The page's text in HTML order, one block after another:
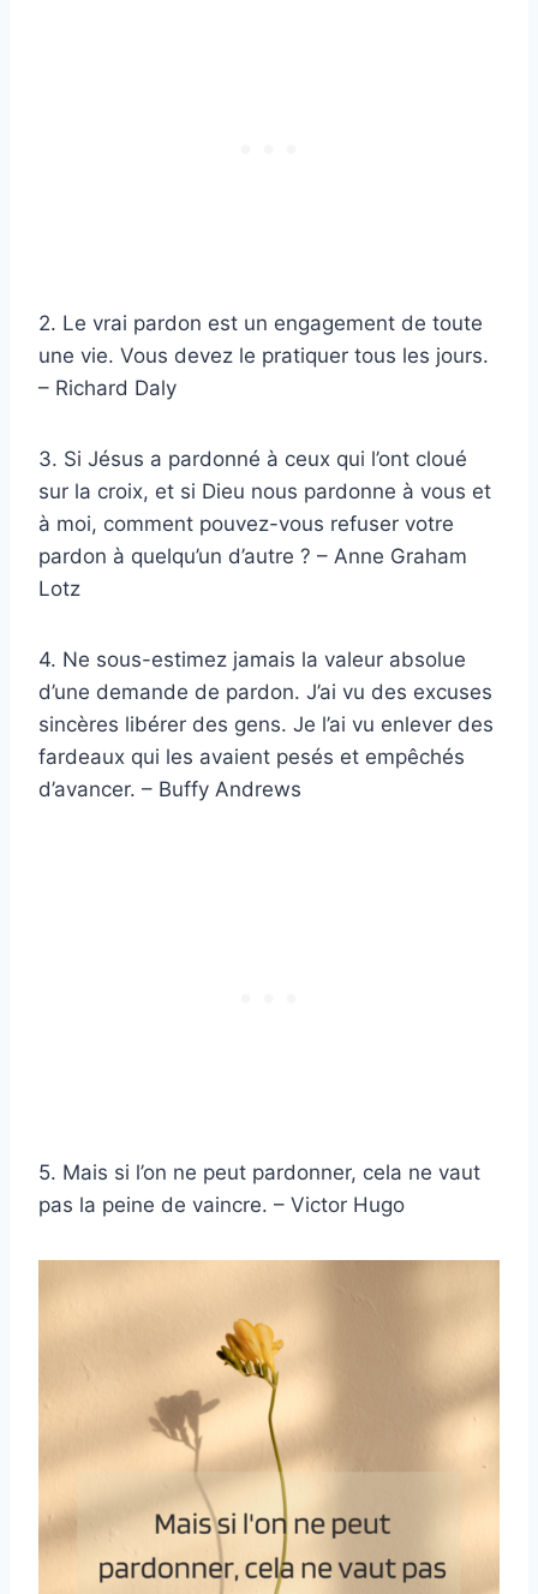
2. Le vrai pardon est un engagement de toute
une vie. Vous devez le pratiquer tous les jours.
– Richard Daly
3. Si Jésus a pardonné à ceux qui l’ont cloué
sur la croix, et si Dieu nous pardonne à vous et
à moi, comment pouvez-vous refuser votre
pardon à quelqu’un d’autre ? – Anne Graham
Lotz
4. Ne sous-estimez jamais la valeur absolue
d’une demande de pardon. J’ai vu des excuses
sincères libérer des gens. Je l’ai vu enlever des
fardeaux qui les avaient pesés et empêchés
d’avancer. – Buffy Andrews
5. Mais si l’on ne peut pardonner, cela ne vaut
pas la peine de vaincre. – Victor Hugo